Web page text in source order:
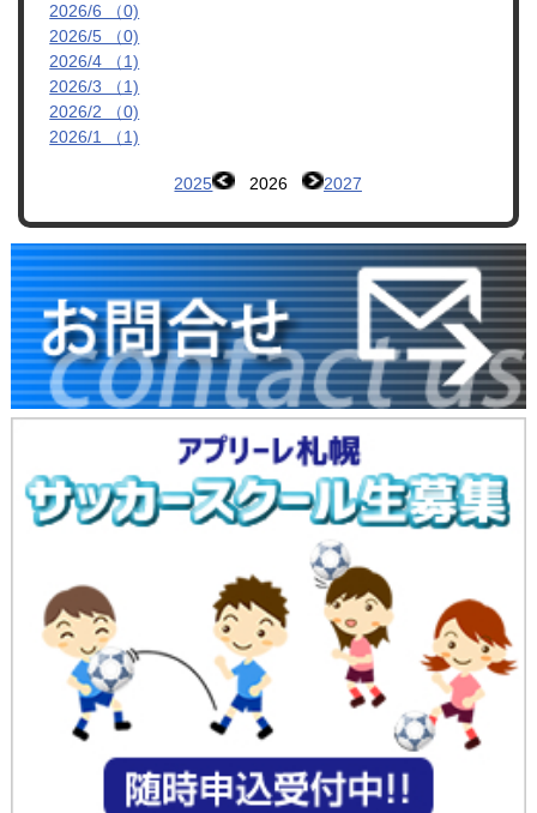
2026/6 （0)
2026/5 （0)
2026/4 （1)
2026/3 （1)
2026/2 （0)
2026/1 （1)
2025 2026 2027